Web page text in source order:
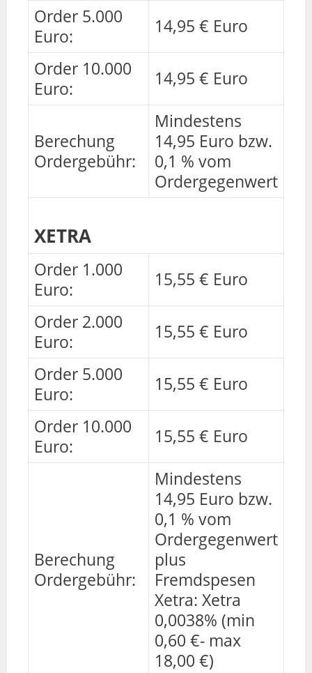
Order 5.000
Euro:
14,95 € Euro
Order 10.000
Euro:
14,95 € Euro
Berechung
Ordergebühr:
Mindestens
14,95 Euro bzw.
0,1 % vom
Ordergegenwert
XETRA
Order 1.000
Euro:
15,55 € Euro
Order 2.000
Euro:
15,55 € Euro
Order 5.000
Euro:
15,55 € Euro
Order 10.000
Euro:
15,55 € Euro
Berechung
Ordergebühr:
Mindestens
14,95 Euro bzw.
0,1 % vom
Ordergegenwert
plus
Fremdspesen
Xetra: Xetra
0,0038% (min
0,60 €- max
18,00 €)